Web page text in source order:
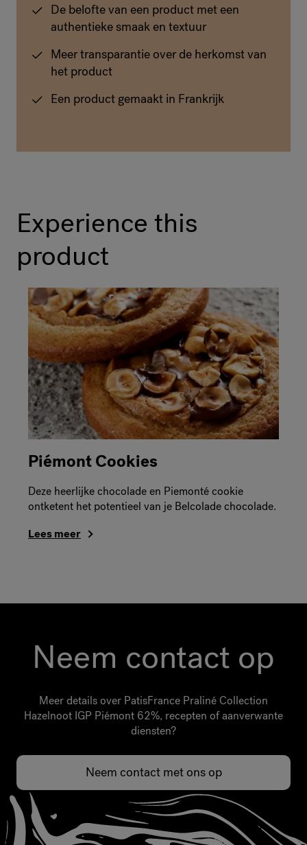
De belofte van een product met een
authentieke smaak en textuur
Meer transparantie over de herkomst van
het product
Een product gemaakt in Frankrijk
Experience this
product
Piémont Cookies
Deze heerlijke chocolade en Piemonté cookie
ontketent het potentieel van je Belcolade chocolade.
Lees meer
Neem contact op
Meer details over PatisFrance Praliné Collection
Hazelnoot IGP Piémont 62%, recepten of aanverwante
diensten?
Neem contact met ons op